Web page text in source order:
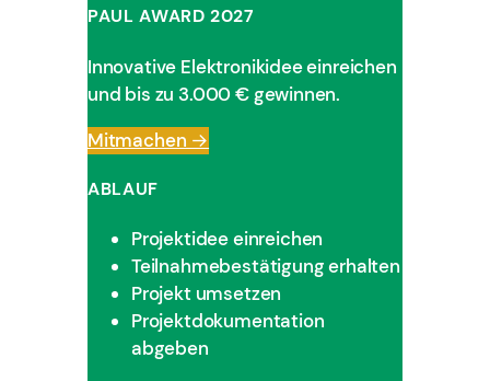
PAUL AWARD 2027
Innovative Elektronikidee einreichen
und bis zu 3.000 € gewinnen.
Mitmachen →
ABLAUF
Projektidee einreichen
Teilnahmebestätigung erhalten
Projekt umsetzen
Projektdokumentation
abgeben